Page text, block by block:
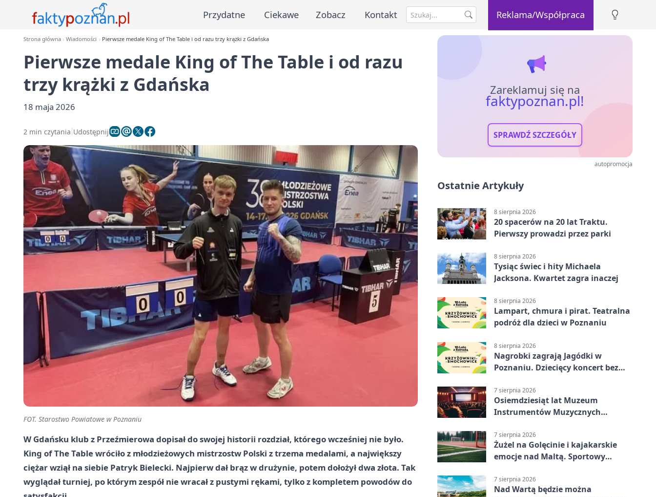
Przydatne Ciekawe Zobacz Kontakt Reklama/Współpraca
Strona główna Wiadomości Pierwsze medale King of The Table i od razu trzy krążki z Gdańska
Pierwsze medale King of The Table i od razu
trzy krążki z Gdańska
18 maja 2026
2 min czytania Udostępnij
FOT. Starostwo Powiatowe w Poznaniu
W Gdańsku klub z Przeźmierowa dopisał do swojej historii rozdział, którego wcześniej nie było.
King of The Table wróciło z młodzieżowych mistrzostw Polski z trzema medalami, a największy
ciężar wziął na siebie Patryk Bielecki. Najpierw dał brąz w drużynie, potem dołożył dwa złota. Tak
wyglądał turniej, po którym zespół nie wracał z pustymi rękami, tylko z kompletem powodów do
Zareklamuj się na
faktypoznan.pl!
SPRAWDŹ SZCZEGÓŁY
autopromocja
Ostatnie Artykuły
8 sierpnia 2026
20 spacerów na 20 lat Traktu.
Pierwszy prowadzi przez parki
8 sierpnia 2026
Tysiąc świec i hity Michaela
Jacksona. Kwartet zagra inaczej
8 sierpnia 2026
Lampart, chmura i pirat. Teatralna
podróż dla dzieci w Poznaniu
8 sierpnia 2026
Nagrobki zagrają Jagódki w
Poznaniu. Dziecięcy koncert bez
7 sierpnia 2026
Osiemdziesiąt lat Muzeum
Instrumentów Muzycznych
7 sierpnia 2026
Żużel na Golęcinie i kajakarskie
emocje nad Maltą. Sportowy
7 sierpnia 2026
Nad Wartą będzie można